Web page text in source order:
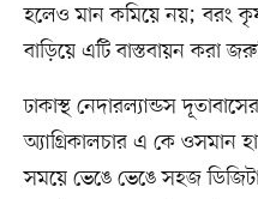
হলেও মান কমিয়ে নয়; বরং
বাড়িয়ে এটি বাস্তবায়ন করা
ঢাকাস্থ নেদারল্যান্ডস
অ্যাগ্রিকালচার এ কে ওসমান
সময়ে ভেঙে ভেঙে সহজ